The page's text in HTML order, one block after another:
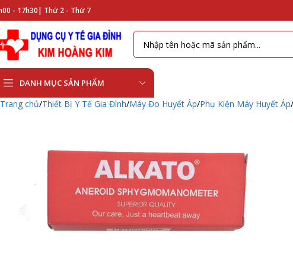
- 17h30| Thứ 2 - Thứ 7
DANH MỤC SẢN PHẨM
Trang chủ Thiết Bị Y Tế Gia Đình Máy Đo Huyết Áp Phụ Kiện Máy Huyết Áp